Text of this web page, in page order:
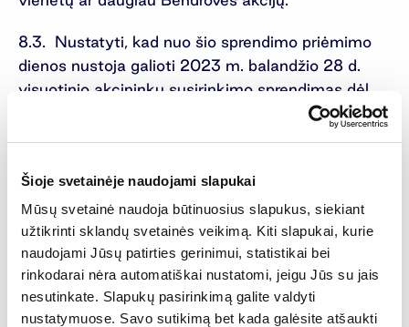
Šioje svetainėje naudojami slapukai
Mūsų svetainė naudoja būtinuosius slapukus, siekiant
užtikrinti sklandų svetainės veikimą. Kiti slapukai, kurie
naudojami Jūsų patirties gerinimui, statistikai bei
rinkodarai nėra automatiškai nustatomi, jeigu Jūs su jais
nesutinkate. Slapukų pasirinkimą galite valdyti
nustatymuose. Savo sutikimą bet kada galėsite atšaukti
8.3. Nustatyti, kad nuo šio sprendimo priėmimo
dienos nustoja galioti 2023 m. balandžio 28 d.
visuotinio akcininkų susirinkimo sprendimas dėl
nustatymo.
9.1. Už veiklą Bendrovės audito komitete nustatyti
kiekvieno Bendrovės audito komiteto nario 200
eurų valandinį atlygį (neatskaičius mokesčių),
kuris mokamas už faktiškai praleistas valandas
vykdant audito komiteto nario veiklą.